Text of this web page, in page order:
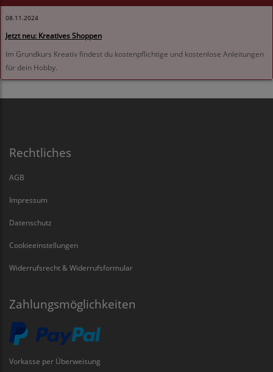
08.11.2024
Jetzt neu: Kreatives Shoppen
Im Grundkurs Kreativ findest du kostenpflichtige und kostenlose Anleitungen
für dein Hobby.
Rechtliches
AGB
Impressum
Datenschutz
Cookieeinstellungen
Widerrufsrecht & Widerrufsformular
Zahlungsmöglichkeiten
Vorkasse per Überweisung